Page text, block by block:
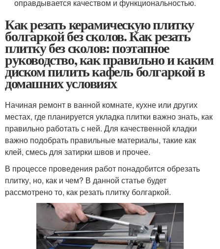
оправдывается качеством и функциональностью.
Как резать керамическую плитку
болгаркой без сколов. Как резать
плитку без сколов: поэтапное
руководство, как правильно и каким
диском пилить кафель болгаркой в
домашних условиях
Начиная ремонт в ванной комнате, кухне или других
местах, где планируется укладка плитки важно знать, как
правильно работать с ней. Для качественной кладки
важно подобрать правильные материалы, такие как
клей, смесь для затирки швов и прочее.
В процессе проведения работ понадобится обрезать
плитку, но, как и чем? В данной статье будет
рассмотрено то, как резать плитку болгаркой.